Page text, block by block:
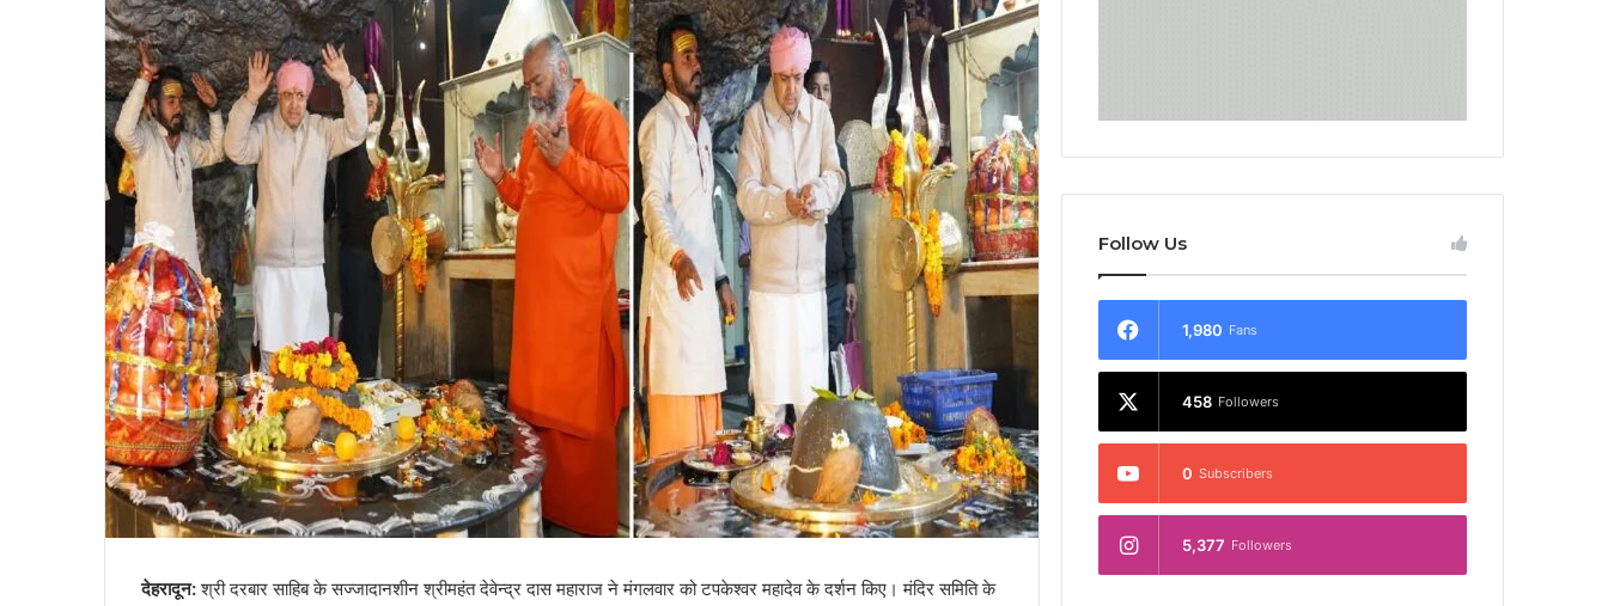
देहरादून:श्री दरबार साहिब के सज्जादानशीन श्रीमहंत देवेन्द्र दास महाराज ने मंगलवार को टपकेश्वर महादेव के दर्शन किए। मंदिर समिति के
Follow Us
1,980 Fans
458 Followers
0 Subscribers
5,377 Followers